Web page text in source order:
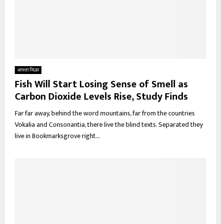
आपला जिल्हा
Fish Will Start Losing Sense of Smell as
Carbon Dioxide Levels Rise, Study Finds
Far far away, behind the word mountains, far from the countries
Vokalia and Consonantia, there live the blind texts. Separated they
live in Bookmarksgrove right...